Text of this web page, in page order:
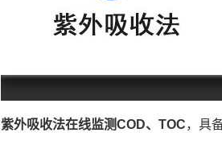
紫外吸收法在线监测COD、TOC，具